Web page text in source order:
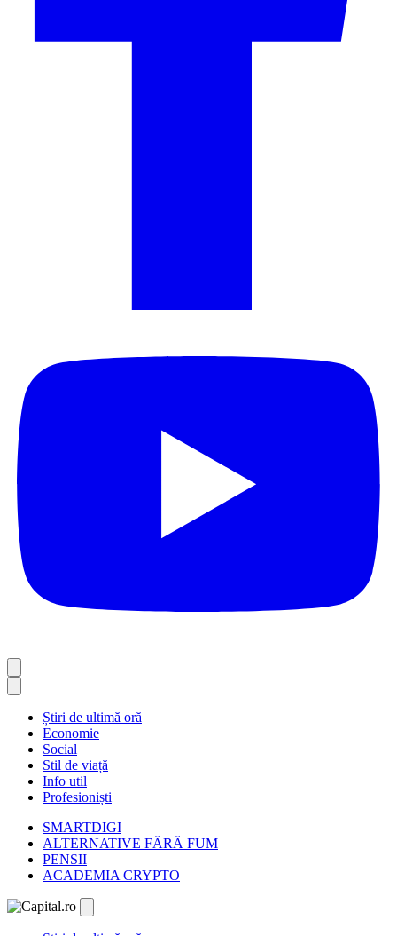
Știri de ultimă oră
Economie
Social
Stil de viață
Info util
Profesioniști
SMARTDIGI
ALTERNATIVE FĂRĂ FUM
PENSII
ACADEMIA CRYPTO